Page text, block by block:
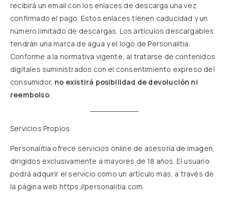
recibirá un email con los enlaces de descarga una vez
confirmado el pago. Estos enlaces tienen caducidad y un
número limitado de descargas. Los artículos descargables
tendrán una marca de agua y el logo de Personalitia.
Conforme a la normativa vigente, al tratarse de contenidos
digitales suministrados con el consentimiento expreso del
consumidor, no existirá posibilidad de devolución ni
reembolso.
Servicios Propios
Personalitia ofrece servicios online de asesoría de imagen,
dirigidos exclusivamente a mayores de 18 años. El usuario
podrá adquirir el servicio como un artículo más, a través de
la página web https://personalitia.com.